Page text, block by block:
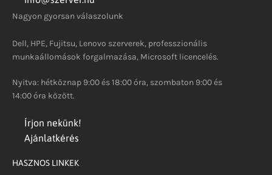
Nagyon gyorsan válaszolunk
Dell, HPE, Fujitsu, Lenovo szerverek, professzionális
munkaállomások forgalmazása, Microsoft licencelés.
Nyitva: hétköznap 9:00 és 18:00 óra, szombaton 9:00 és
14:00 óra között.
Írjon nekünk!
Ajánlatkérés
HASZNOS LINKEK